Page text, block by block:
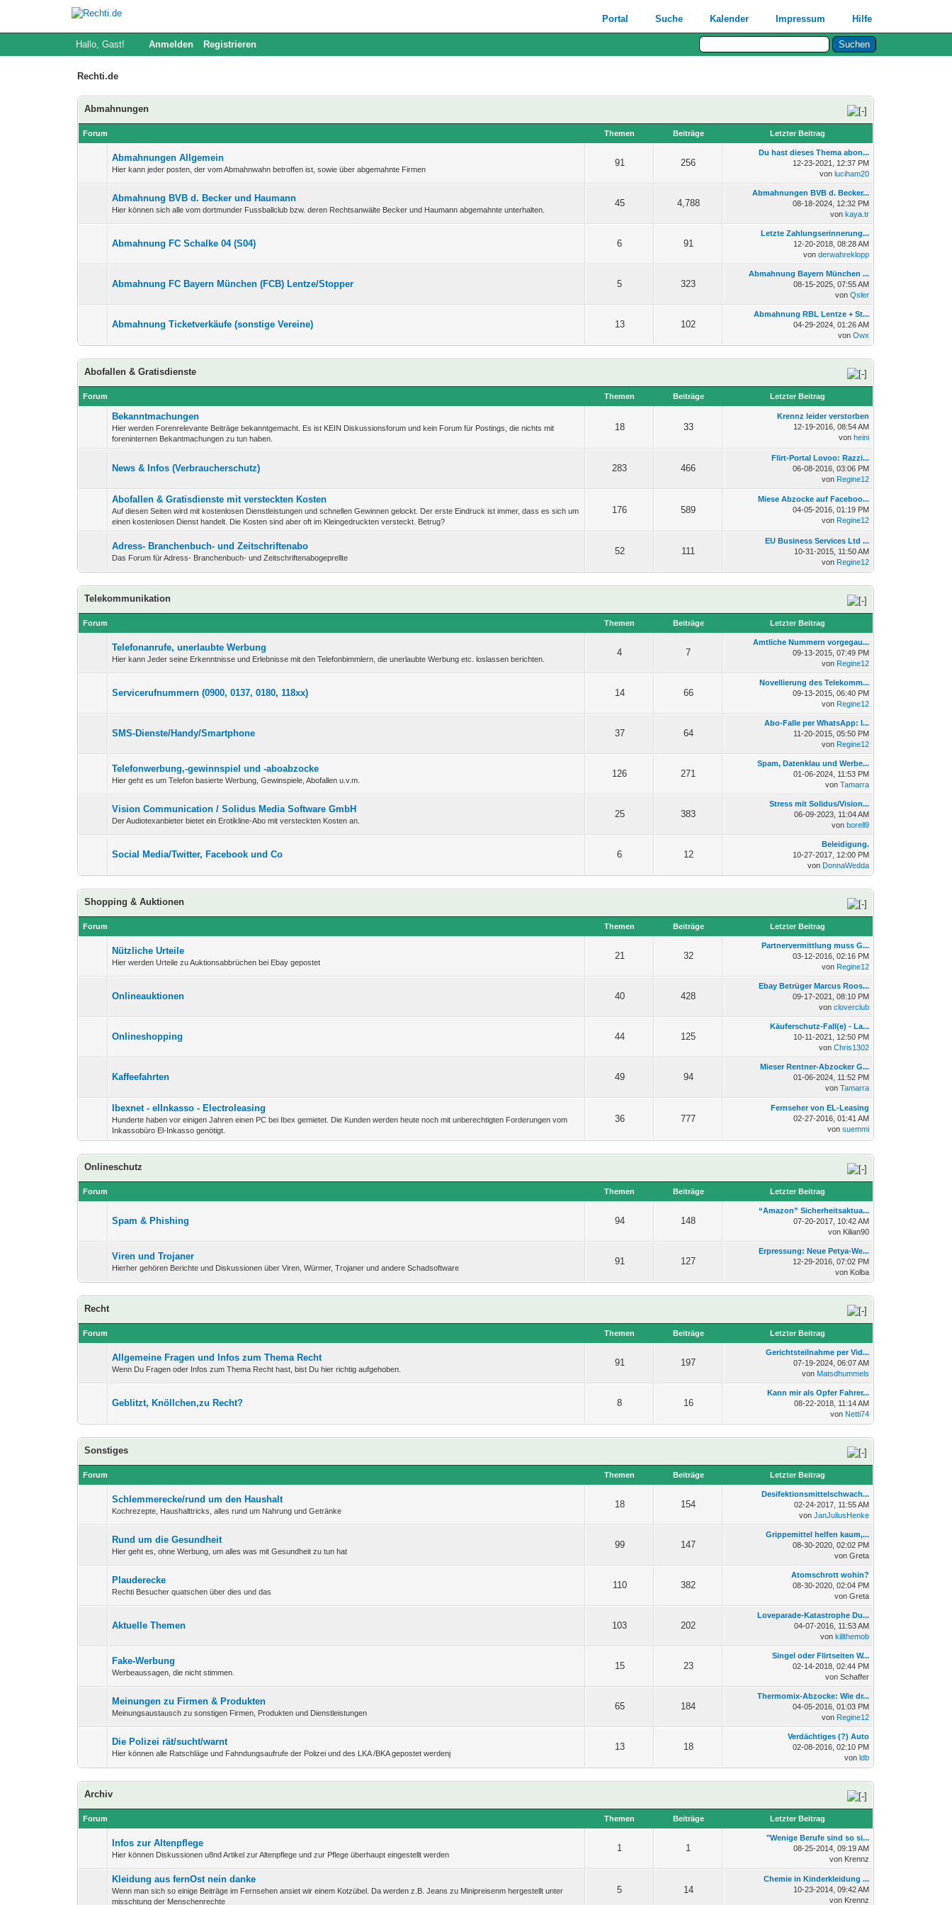
Portal Suche Kalender Impressum Hilfe
Hallo, Gast! Anmelden Registrieren
Rechti.de
Abmahnungen
Forum Themen Beiträge Letzter Beitrag
Abmahnungen Allgemein
Hier kann jeder posten, der vom Abmahnwahn betroffen ist, sowie über abgemahnte Firmen
91 256
Du hast dieses Thema abon...
12-23-2021, 12:37 PM
vonluciham20
Abmahnung BVB d. Becker und Haumann
Hier können sich alle vom dortmunder Fussballclub bzw. deren Rechtsanwälte Becker und Haumann abgemahnte unterhalten.
45 4,788
Abmahnungen BVB d. Becker...
08-18-2024, 12:32 PM
vonkaya.tr
Abmahnung FC Schalke 04 (S04) 6 91
Letzte Zahlungserinnerung...
12-20-2018, 08:28 AM
vonderwahreklopp
Abmahnung FC Bayern München (FCB) Lentze/Stopper 5 323
Abmahnung Bayern München ...
08-15-2025, 07:55 AM
vonQsler
Abmahnung Ticketverkäufe (sonstige Vereine) 13 102
Abmahnung RBL Lentze + St...
04-29-2024, 01:26 AM
vonOwx
Abofallen & Gratisdienste
Forum Themen Beiträge Letzter Beitrag
Bekanntmachungen
Hier werden Forenrelevante Beiträge bekanntgemacht. Es ist KEIN Diskussionsforum und kein Forum für Postings, die nichts mit
foreninternen Bekantmachungen zu tun haben.
18 33
Krennz leider verstorben
12-19-2016, 08:54 AM
vonheini
News & Infos (Verbraucherschutz) 283 466
Flirt-Portal Lovoo: Razzi...
06-08-2016, 03:06 PM
von Regine12
Abofallen & Gratisdienste mit versteckten Kosten
Auf diesen Seiten wird mit kostenlosen Dienstleistungen und schnellen Gewinnen gelockt. Der erste Eindruck ist immer, dass es sich um
einen kostenlosen Dienst handelt. Die Kosten sind aber oft im Kleingedruckten versteckt. Betrug?
176 589
Miese Abzocke auf Faceboo...
04-05-2016, 01:19 PM
von Regine12
Adress- Branchenbuch- und Zeitschriftenabo
Das Forum für Adress- Branchenbuch- und Zeitschriftenabogeprellte
52 111
EU Business Services Ltd ...
10-31-2015, 11:50 AM
von Regine12
Telekommunikation
Forum Themen Beiträge Letzter Beitrag
Telefonanrufe, unerlaubte Werbung
Hier kann Jeder seine Erkenntnisse und Erlebnisse mit den Telefonbimmlern, die unerlaubte Werbung etc. loslassen berichten.
4 7
Amtliche Nummern vorgegau...
09-13-2015, 07:49 PM
von Regine12
Servicerufnummern (0900, 0137, 0180, 118xx) 14 66
Novellierung des Telekomm...
09-13-2015, 06:40 PM
von Regine12
SMS-Dienste/Handy/Smartphone 37 64
Abo-Falle per WhatsApp: I...
11-20-2015, 05:50 PM
von Regine12
Telefonwerbung,-gewinnspiel und -aboabzocke
Hier geht es um Telefon basierte Werbung, Gewinspiele, Abofallen u.v.m.
126 271
Spam, Datenklau und Werbe...
01-06-2024, 11:53 PM
vonTamarra
Vision Communication / Solidus Media Software GmbH
Der Audiotexanbieter bietet ein Erotikline-Abo mit versteckten Kosten an.
25 383
Stress mit Solidus/Vision...
06-09-2023, 11:04 AM
vonborell9
Social Media/Twitter, Facebook und Co 6 12
Beleidigung.
10-27-2017, 12:00 PM
von DonnaWedda
Shopping & Auktionen
Forum Themen Beiträge Letzter Beitrag
Nützliche Urteile
Hier werden Urteile zu Auktionsabbrüchen bei Ebay gepostet
21 32
Partnervermittlung muss G...
03-12-2016, 02:16 PM
von Regine12
Onlineauktionen 40 428
Ebay Betrüger Marcus Roos...
09-17-2021, 08:10 PM
voncloverclub
Onlineshopping 44 125
Käuferschutz-Fall(e) - La...
10-11-2021, 12:50 PM
vonChris1302
Kaffeefahrten 49 94
Mieser Rentner-Abzocker G...
01-06-2024, 11:52 PM
vonTamarra
Ibexnet - elInkasso - Electroleasing
Hunderte haben vor einigen Jahren einen PC bei Ibex gemietet. Die Kunden werden heute noch mit unberechtigten Forderungen vom
Inkassobüro El-Inkasso genötigt.
36 777
Fernseher von EL-Leasing
02-27-2016, 01:41 AM
vonsuemmi
Onlineschutz
Forum Themen Beiträge Letzter Beitrag
Spam & Phishing 94 148
“Amazon” Sicherheitsaktua...
07-20-2017, 10:42 AM
von Kilian90
Viren und Trojaner
Hierher gehören Berichte und Diskussionen über Viren, Würmer, Trojaner und andere Schadsoftware
91 127
Erpressung: Neue Petya-We...
12-29-2016, 07:02 PM
von Kolba
Recht
Forum Themen Beiträge Letzter Beitrag
Allgemeine Fragen und Infos zum Thema Recht
Wenn Du Fragen oder Infos zum Thema Recht hast, bist Du hier richtig aufgehoben.
91 197
Gerichtsteilnahme per Vid...
07-19-2024, 06:07 AM
von Matsdhummels
Geblitzt, Knöllchen,zu Recht? 8 16
Kann mir als Opfer Fahrer...
08-22-2018, 11:14 AM
von Netti74
Sonstiges
Forum Themen Beiträge Letzter Beitrag
Schlemmerecke/rund um den Haushalt
Kochrezepte, Haushalttricks, alles rund um Nahrung und Getränke
18 154
Desifektionsmittelschwach...
02-24-2017, 11:55 AM
vonJanJuliusHenke
Rund um die Gesundheit
Hier geht es, ohne Werbung, um alles was mit Gesundheit zu tun hat
99 147
Grippemittel helfen kaum,...
08-30-2020, 02:02 PM
von Greta
Plauderecke
Rechti Besucher quatschen über dies und das
110 382
Atomschrott wohin?
08-30-2020, 02:04 PM
von Greta
Aktuelle Themen 103 202
Loveparade-Katastrophe Du...
04-07-2016, 11:53 AM
vonkillthemob
Fake-Werbung
Werbeaussagen, die nicht stimmen.
15 23
Singel oder Flirtseiten W...
02-14-2018, 02:44 PM
von Schaffer
Meinungen zu Firmen & Produkten
Meinungsaustausch zu sonstigen Firmen, Produkten und Dienstleistungen
65 184
Thermomix-Abzocke: Wie dr...
04-05-2016, 01:03 PM
von Regine12
Die Polizei rät/sucht/warnt
Hier können alle Ratschläge und Fahndungsaufrufe der Polizei und des LKA /BKA gepostet werdenj
13 18
Verdächtiges (?) Auto
02-08-2016, 02:10 PM
vonldb
Archiv
Forum Themen Beiträge Letzter Beitrag
Infos zur Altenpflege
Hier können Diskussionen u8nd Artikel zur Altenpflege und zur Pflege überhaupt eingestellt werden
1 1
"Wenige Berufe sind so si...
08-25-2014, 09:19 AM
von Krennz
Kleidung aus fernOst nein danke
Wenn man sich so einige Beiträge im Fernsehen ansiet wir einem Kotzübel. Da werden z.B. Jeans zu Minipreisenm hergestellt unter
misschtung der Menschenrechte
5 14
Chemie in Kinderkleidung ...
10-23-2014, 09:42 AM
von Krennz